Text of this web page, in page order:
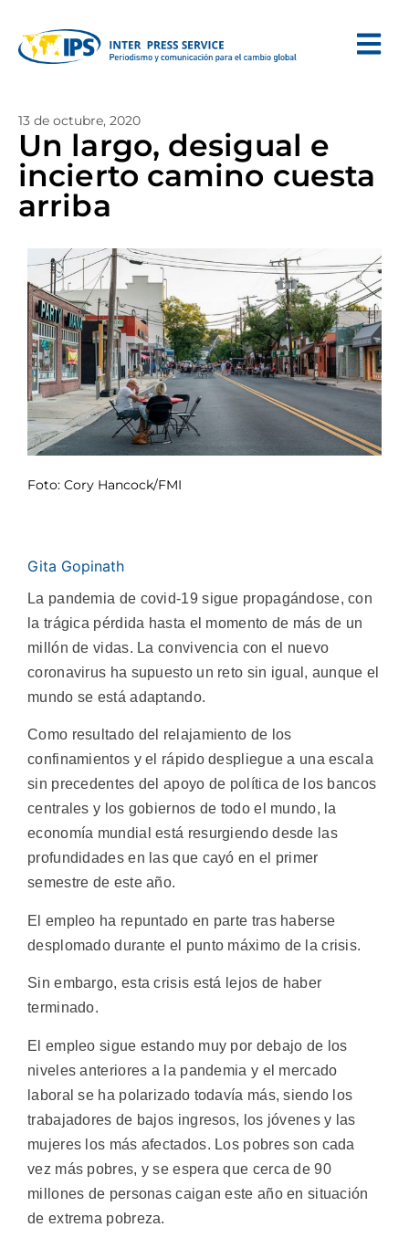
13 de octubre, 2020
Un largo, desigual e
incierto camino cuesta
arriba
Foto: Cory Hancock/FMI
Gita Gopinath
La pandemia de covid-19 sigue propagándose, con
la trágica pérdida hasta el momento de más de un
millón de vidas. La convivencia con el nuevo
coronavirus ha supuesto un reto sin igual, aunque el
mundo se está adaptando.
Como resultado del relajamiento de los
confinamientos y el rápido despliegue a una escala
sin precedentes del apoyo de política de los bancos
centrales y los gobiernos de todo el mundo, la
economía mundial está resurgiendo desde las
profundidades en las que cayó en el primer
semestre de este año.
El empleo ha repuntado en parte tras haberse
desplomado durante el punto máximo de la crisis.
Sin embargo, esta crisis está lejos de haber
terminado.
El empleo sigue estando muy por debajo de los
niveles anteriores a la pandemia y el mercado
laboral se ha polarizado todavía más, siendo los
trabajadores de bajos ingresos, los jóvenes y las
mujeres los más afectados. Los pobres son cada
vez más pobres, y se espera que cerca de 90
millones de personas caigan este año en situación
de extrema pobreza.